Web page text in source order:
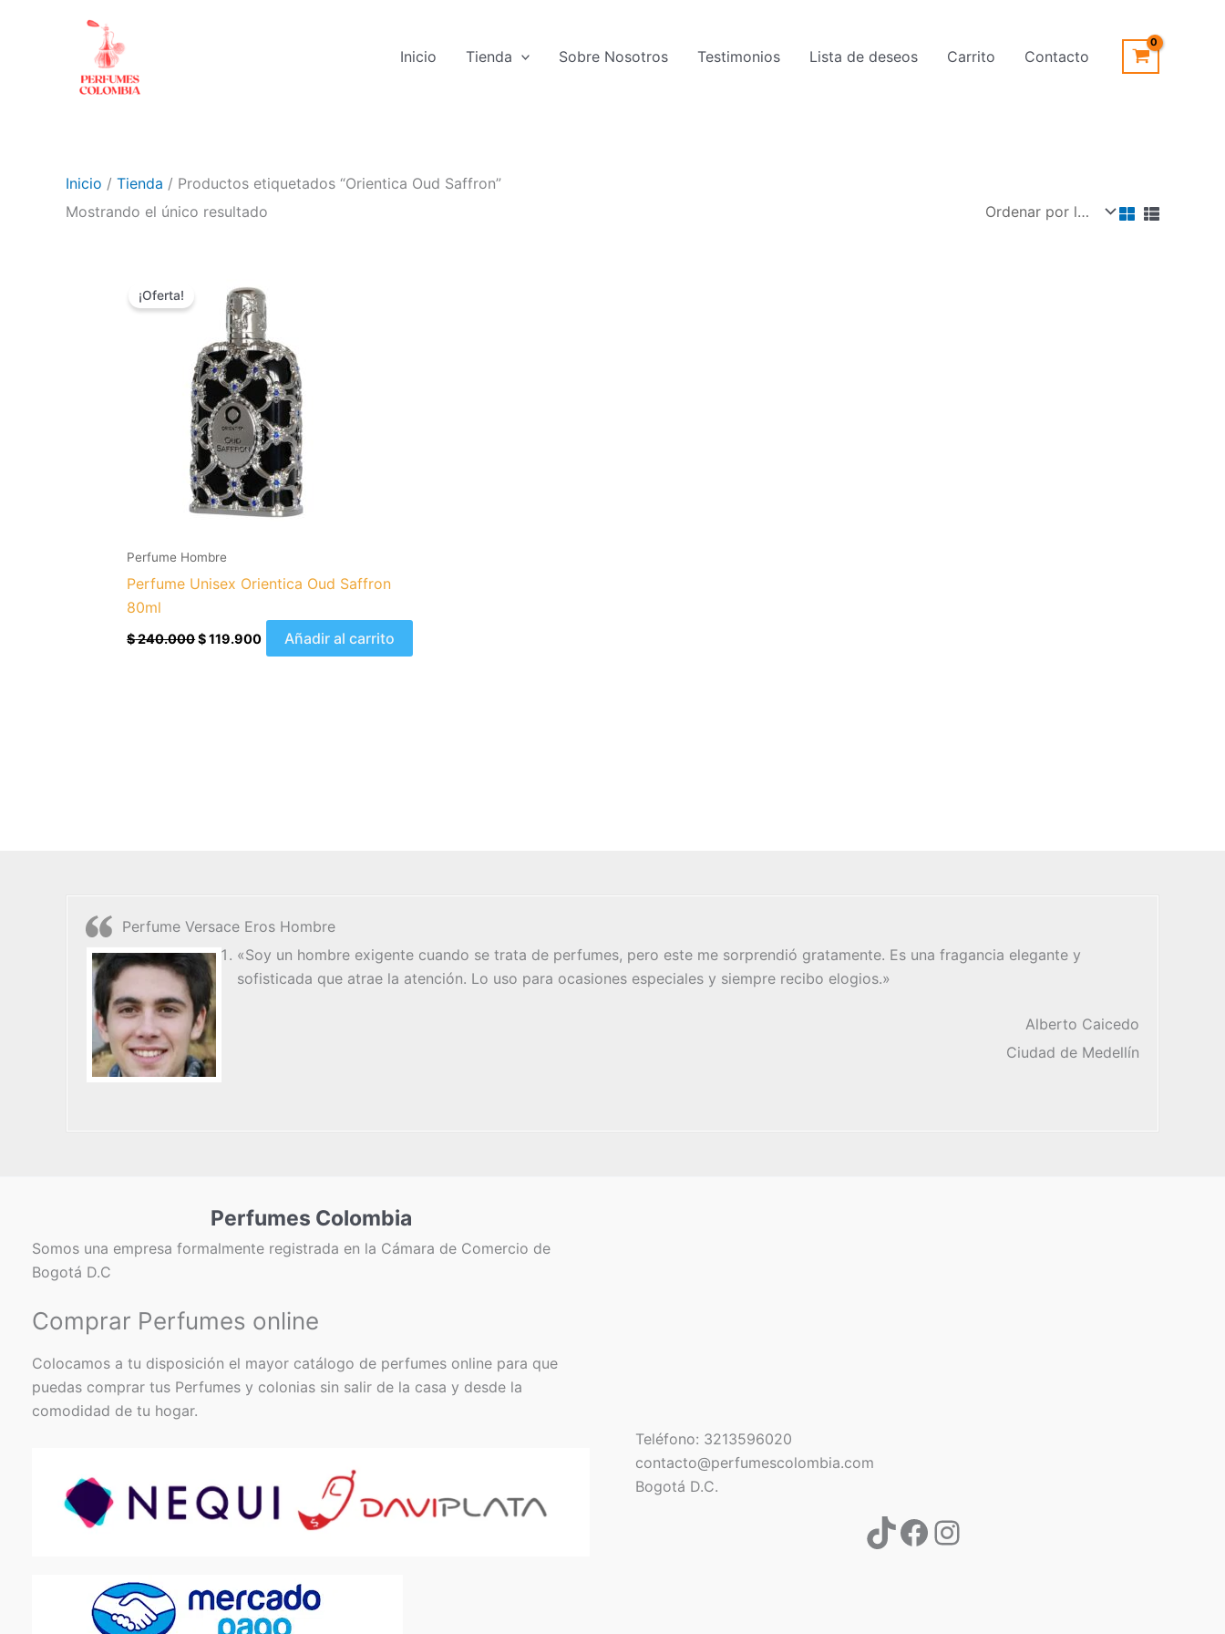
Inicio Tienda Sobre Nosotros Testimonios Lista de deseos Carrito Contacto
Inicio / Tienda / Productos etiquetados “Orientica Oud Saffron”
Mostrando el único resultado
¡Oferta!
Perfume Hombre
Perfume Unisex Orientica Oud Saffron
80ml
$240.000
precio
original
$ 240.000.
$119.900
precio
actual
es:
$ 119.900.
Añadir al carrito
Perfume Versace Eros Hombre
«Soy un hombre exigente cuando se trata de perfumes, pero este me sorprendió gratamente. Es una fragancia elegante y
sofisticada que atrae la atención. Lo uso para ocasiones especiales y siempre recibo elogios.»
Alberto Caicedo
Ciudad de Medellín
Perfumes Colombia
Somos una empresa formalmente registrada en la Cámara de Comercio de
Bogotá D.C
Comprar Perfumes online
Colocamos a tu disposición el mayor catálogo de perfumes online para que
puedas comprar tus Perfumes y colonias sin salir de la casa y desde la
comodidad de tu hogar.
Teléfono: 3213596020
contacto@perfumescolombia.com
Bogotá D.C.